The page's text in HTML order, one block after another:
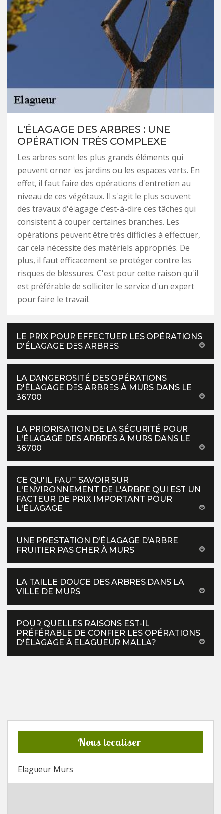
L'ÉLAGAGE DES ARBRES : UNE
OPÉRATION TRÈS COMPLEXE
Les arbres sont les plus grands éléments qui
peuvent orner les jardins ou les espaces verts. En
effet, il faut faire des opérations d'entretien au
niveau de ces végétaux. Il s'agit le plus souvent
des travaux d'élagage c'est-à-dire des tâches qui
consistent à couper certaines branches. Les
opérations peuvent être très difficiles à effectuer,
car cela nécessite des matériels appropriés. De
plus, il faut efficacement se protéger contre les
risques de blessures. C'est pour cette raison qu'il
est préférable de solliciter le service d'un expert
pour faire le travail.
LE PRIX POUR EFFECTUER LES OPÉRATIONS
D'ÉLAGAGE DES ARBRES
LA DANGEROSITÉ DES OPÉRATIONS
D'ÉLAGAGE DES ARBRES À MURS DANS LE
36700
LA PRIORISATION DE LA SÉCURITÉ POUR
L'ÉLAGAGE DES ARBRES À MURS DANS LE
36700
CE QU'IL FAUT SAVOIR SUR
L'ENVIRONNEMENT DE L'ARBRE QUI EST UN
FACTEUR DE PRIX IMPORTANT POUR
L'ÉLAGAGE
UNE PRESTATION D’ÉLAGAGE D’ARBRE
FRUITIER PAS CHER À MURS
LA TAILLE DOUCE DES ARBRES DANS LA
VILLE DE MURS
POUR QUELLES RAISONS EST-IL
PRÉFÉRABLE DE CONFIER LES OPÉRATIONS
D'ÉLAGAGE À ELAGUEUR MALLA?
Nous localiser
Elagueur Murs